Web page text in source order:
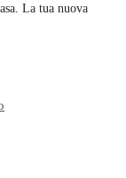
La tua nuova